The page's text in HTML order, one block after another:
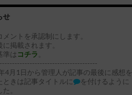
せ
メントを承認制にします。
に掲載されます。
準は コチラ
4月1日から管理人が記事の最後に感想を
ときは記事タイトルに
を付けるように
。